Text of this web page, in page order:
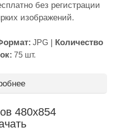
без регистрации
изображений.
JPG
Количество
75 шт.
480x854